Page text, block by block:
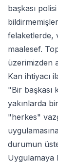
başkası
felaketlerde,
maalesef.
üzerimizden
Kan ihtiyacı
"Bir başkası
yakınlarda
"herkes"
durumun
Uygulamaya